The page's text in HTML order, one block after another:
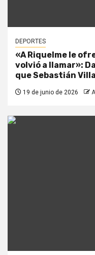
DEPORTES
«A Riquelme le
volvió a llamar»:
que Sebastián
19 de junio de 2026